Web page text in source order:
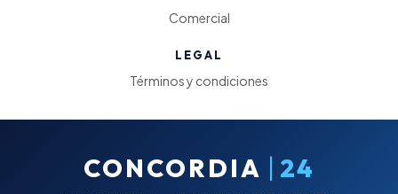
Comercial
LEGAL
Términos y condiciones
CONCORDIA | 24